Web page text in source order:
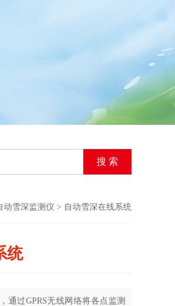
动雪深监测仪 > 自动雪深在线系统
统
通过GPRS无线网络将各点监测